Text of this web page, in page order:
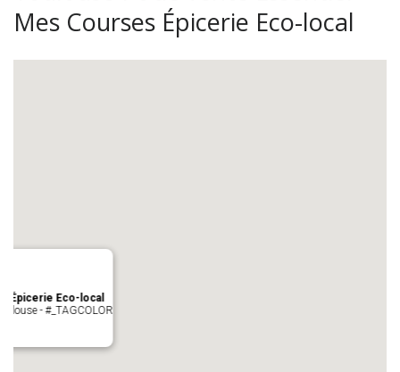
Mes Courses Épicerie Eco-local
Épicerie Eco-local
- #_TAGCOLOR